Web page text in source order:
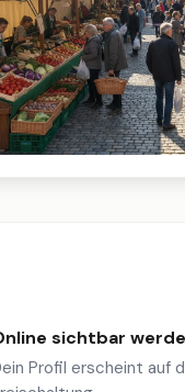
sichtbar
Profil erscheint auf